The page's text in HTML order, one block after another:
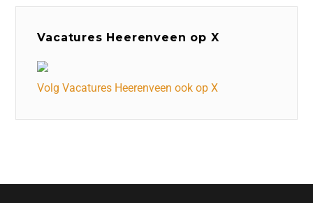
Vacatures Heerenveen op X
Volg Vacatures Heerenveen ook op X